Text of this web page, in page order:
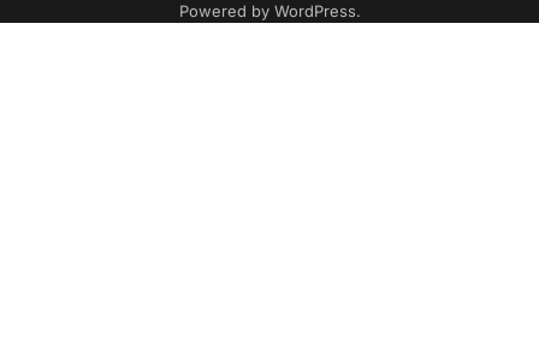
Powered by WordPress.